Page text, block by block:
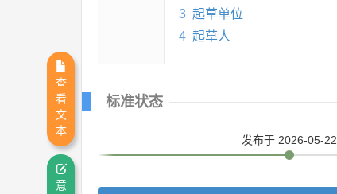
3 起草单位
4 起草人
标准状态
发布于 2026-05-22
查
看
文
本
意